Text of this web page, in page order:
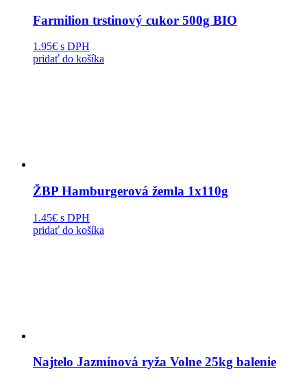
Farmilion trstinový cukor 500g BIO
1.95€ s DPH
pridať do košíka
ŽBP Hamburgerová žemla 1x110g
1.45€ s DPH
pridať do košíka
Najtelo Jazmínová ryža Volne 25kg balenie